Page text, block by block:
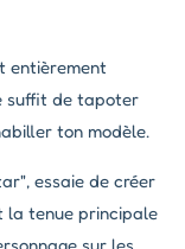
entièrement
suffit de tapoter
ton modèle.
essaie de créer
la tenue principale